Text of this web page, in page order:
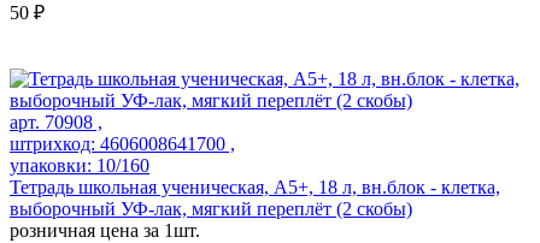
50 ₽
арт. 70908 ,
штрихкод: 4606008641700 ,
упаковки: 10/160
Тетрадь школьная ученическая, А5+, 18 л, вн.блок - клетка,
выборочный УФ-лак, мягкий переплёт (2 скобы)
розничная цена за 1шт.